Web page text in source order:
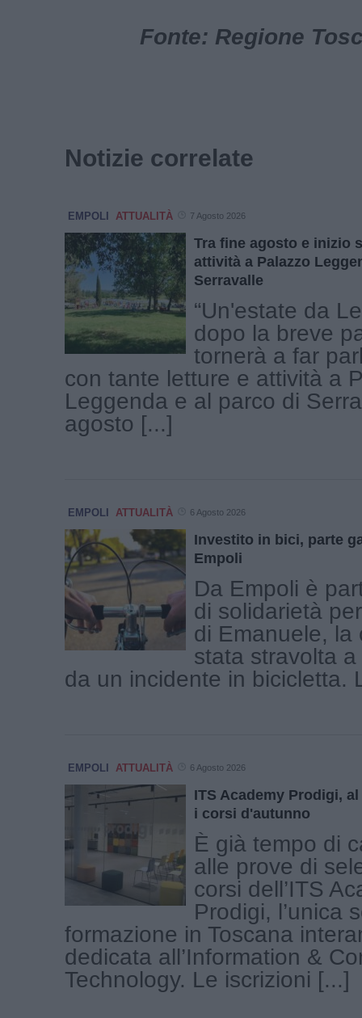
Fonte: Regione
Notizie correlate
EMPOLI ATTUALITÀ 7 Agosto 2026
Tra fine agosto e inizio
attività a Palazzo
Serravalle
“Un'estate da
dopo la breve
tornerà a far
con tante letture e attività a
Leggenda e al parco di
agosto [...]
EMPOLI ATTUALITÀ 6 Agosto 2026
Investito in bici, parte
Empoli
Da Empoli è
di solidarietà
di Emanuele, la
stata stravolta
da un incidente in bicicletta.
EMPOLI ATTUALITÀ 6 Agosto 2026
ITS Academy Prodigi,
i corsi d'autunno
È già tempo di
alle prove di
corsi dell’ITS
Prodigi, l’unica
formazione in Toscana
dedicata all’Information &
Technology. Le iscrizioni [...]